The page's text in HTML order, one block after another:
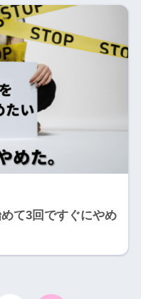
て3回ですぐにやめ